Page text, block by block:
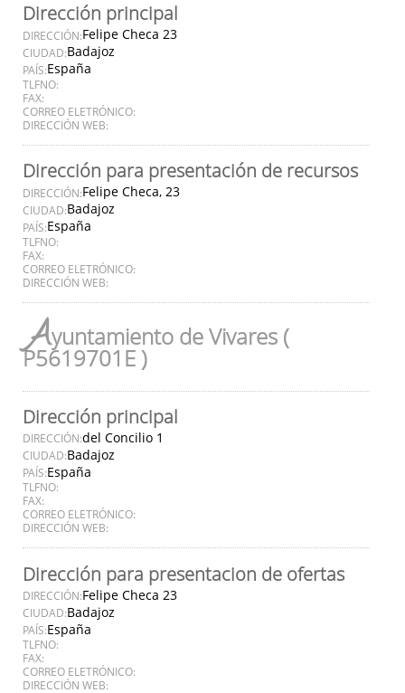
Dirección principal
DIRECCIÓN:Felipe Checa 23
CIUDAD:Badajoz
PAÍS:España
TLFNO:
FAX:
CORREO ELETRÓNICO:
DIRECCIÓN WEB:
Dirección para presentación de recursos
DIRECCIÓN:Felipe Checa, 23
CIUDAD:Badajoz
PAÍS:España
TLFNO:
FAX:
CORREO ELETRÓNICO:
DIRECCIÓN WEB:
Ayuntamiento de Vivares (
P5619701E )
Dirección principal
DIRECCIÓN:del Concilio 1
CIUDAD:Badajoz
PAÍS:España
TLFNO:
FAX:
CORREO ELETRÓNICO:
DIRECCIÓN WEB:
Dirección para presentacion de ofertas
DIRECCIÓN:Felipe Checa 23
CIUDAD:Badajoz
PAÍS:España
TLFNO:
FAX:
CORREO ELETRÓNICO:
DIRECCIÓN WEB: